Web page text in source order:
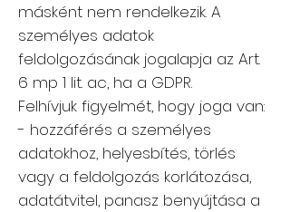
másként nem rendelkezik. A
személyes adatok
feldolgozásának jogalapja az Art.
6 mp 1 lit. ac, ha a GDPR.
Felhívjuk figyelmét, hogy joga van:
- hozzáférés a személyes
adatokhoz, helyesbítés, törlés
vagy a feldolgozás korlátozása,
adatátvitel, panasz benyújtása a